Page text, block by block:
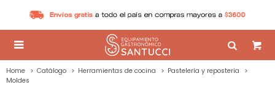

Home Catálogo Herramientas de cocina
Pastelería y repostería
Moldes